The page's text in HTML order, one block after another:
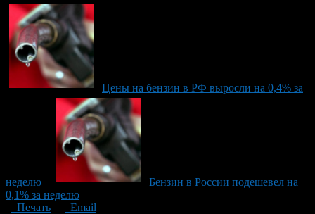
Цены на бензин в РФ выросли на 0,4% за
неделю
Бензин в России подешевел на
0,1% за неделю
Печать
Email